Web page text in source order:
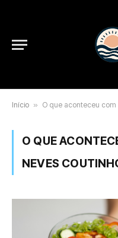
Início » O que aconteceu com
O QUE
NEVES